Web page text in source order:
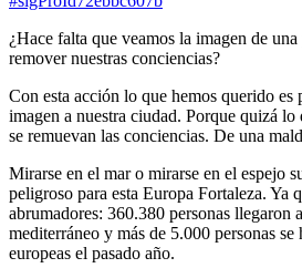
¿Hace falta que veamos la imagen de una
remover nuestras conciencias?
Con esta acción lo que hemos querido es
imagen a nuestra ciudad. Porque quizá lo
se remuevan las conciencias. De una
Mirarse en el mar o mirarse en el espejo
peligroso para esta Europa Fortaleza. Ya
abrumadores: 360.380 personas llegaron
mediterráneo y más de 5.000 personas se
europeas el pasado año.